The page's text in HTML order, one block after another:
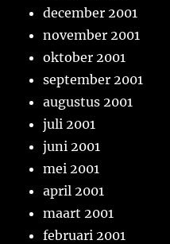
december 2001
november 2001
oktober 2001
september 2001
augustus 2001
juli 2001
juni 2001
mei 2001
april 2001
maart 2001
februari 2001